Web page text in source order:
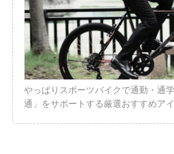
やっぱりスポーツバイクで通勤・通
通」をサポートする厳選おすすめアイ